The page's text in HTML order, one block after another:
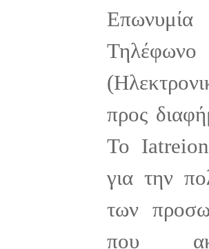
προς
Το
για την
των
που